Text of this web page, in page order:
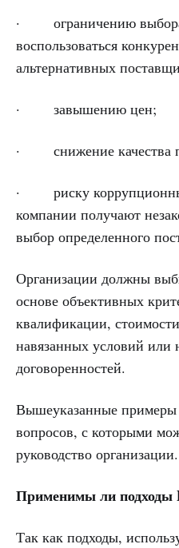
· ограничению выбора
воспользоваться
альтернативных
· завышению цен;
· снижение качества
· риску
компании получают
выбор определенного
Организации должны
основе объективных
квалификации,
навязанных условий или
договоренностей.
Вышеуказанные примеры
вопросов, с которыми
руководство организации.
Применимы ли подходы
Так как подходы,